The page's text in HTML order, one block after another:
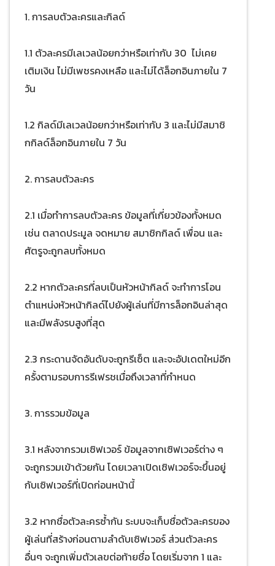
1. การลบตัวละครและกิลด์
1.1 ตัวละครมีเลเวลน้อยกว่าหรือเท่ากับ 30 ไม่เคย
เติมเงิน ไม่มีเพชรคงเหลือ และไม่ได้ล็อกอินภายใน 7
วัน
1.2 กิลด์มีเลเวลน้อยกว่าหรือเท่ากับ 3 และไม่มีสมาชิ
กกิลด์ล็อกอินภายใน 7 วัน
2. การลบตัวละคร
2.1 เมื่อทำการลบตัวละคร ข้อมูลที่เกี่ยวข้องทั้งหมด
เช่น ตลาดประมูล จดหมาย สมาชิกกิลด์ เพื่อน และ
ศัตรูจะถูกลบทั้งหมด
2.2 หากตัวละครที่ลบเป็นหัวหน้ากิลด์ จะทำการโอน
ตำแหน่งหัวหน้ากิลด์ไปยังผู้เล่นที่มีการล็อกอินล่าสุด
และมีพลังรบสูงที่สุด
2.3 กระดานจัดอันดับจะถูกรีเซ็ต และจะอัปเดตใหม่อีก
ครั้งตามรอบการรีเฟรชเมื่อถึงเวลาที่กำหนด
3. การรวมข้อมูล
3.1 หลังจากรวมเซิฟเวอร์ ข้อมูลจากเซิฟเวอร์ต่าง ๆ
จะถูกรวมเข้าด้วยกัน โดยเวลาเปิดเซิฟเวอร์จะขึ้นอยู่
กับเซิฟเวอร์ที่เปิดก่อนหน้านี้
3.2 หากชื่อตัวละครซ้ำกัน ระบบจะเก็บชื่อตัวละครของ
ผู้เล่นที่สร้างก่อนตามลำดับเซิฟเวอร์ ส่วนตัวละคร
อื่นๆ จะถูกเพิ่มตัวเลขต่อท้ายชื่อ โดยเริ่มจาก 1 และ